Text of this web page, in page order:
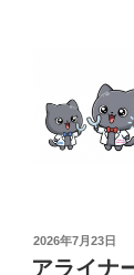
投
稿
2026年7月23日
アライナ